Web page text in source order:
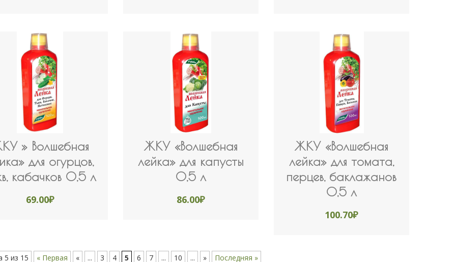
» Волшебная
для огурцов,
кабачков 0,5 л
69.00₽
ЖКУ «Волшебная
лейка» для капусты
0,5 л
86.00₽
ЖКУ «Волшебная
лейка» для томата,
перцев, баклажанов
0,5 л
100.70₽
5 из 15 « Первая « ... 3 4 5 6 7 ... 10 ... » Последняя »